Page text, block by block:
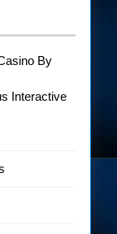
By
Interactive